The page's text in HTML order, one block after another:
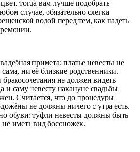
тогда вам лучше подобрать
случае, обязательно слегка
водой перед тем, как надеть
примета: платье невесты не
ни её близкие родственники.
не должен видеть
и саму невесту накануне свадьбы
Считается, что до процедуры
не должны ничего с утра есть.
обуви: туфли невесты должны быть
иметь вид босоножек.